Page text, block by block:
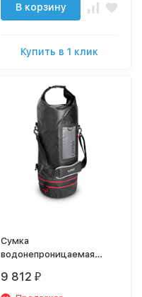
В корзину
Купить в 1 клик
Сумка
водонепроницаемая
black
9 812 ₽